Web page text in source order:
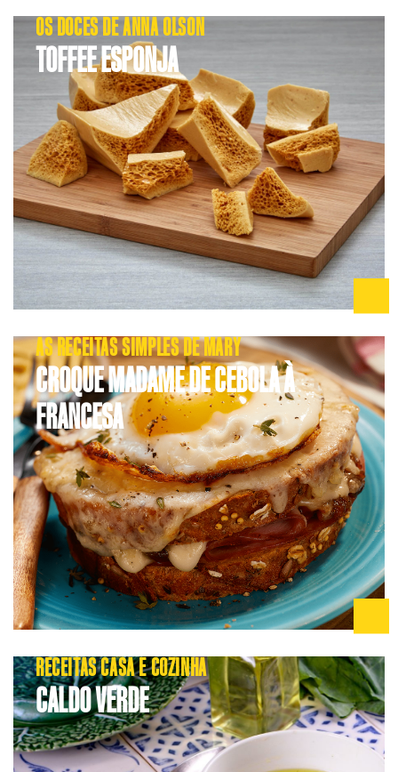
OS DOCES DE ANNA OLSON
TOFFEE ESPONJA
AS RECEITAS SIMPLES DE MARY
CROQUE MADAME DE CEBOLA À
FRANCESA
RECEITAS CASA E COZINHA
CALDO VERDE